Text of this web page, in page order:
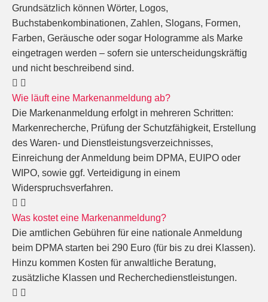
Grundsätzlich können Wörter, Logos,
Buchstabenkombinationen, Zahlen, Slogans, Formen,
Farben, Geräusche oder sogar Hologramme als Marke
eingetragen werden – sofern sie unterscheidungskräftig
und nicht beschreibend sind.
Wie läuft eine Markenanmeldung ab?
Die Markenanmeldung erfolgt in mehreren Schritten:
Markenrecherche, Prüfung der Schutzfähigkeit, Erstellung
des Waren- und Dienstleistungsverzeichnisses,
Einreichung der Anmeldung beim DPMA, EUIPO oder
WIPO, sowie ggf. Verteidigung in einem
Widerspruchsverfahren.
Was kostet eine Markenanmeldung?
Die amtlichen Gebühren für eine nationale Anmeldung
beim DPMA starten bei 290 Euro (für bis zu drei Klassen).
Hinzu kommen Kosten für anwaltliche Beratung,
zusätzliche Klassen und Recherchedienstleistungen.